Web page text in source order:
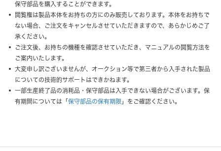
保守部品を購入することができます。
閲覧権は製品本体をお持ちの方にのみ販売しております。本体をお持ちで
ない場合、ご注文をキャンセルさせていただきますので、あらかじめご了
承ください。
ご注文後、お持ちの機種を確認させていただき、マニュアルの閲覧方法を
ご案内いたします。
大変申し訳ございませんが、オークション等で第三者から入手された製品
についての技術的サポートはできかねます。
一部生産終了品の消耗品・保守部品は入手できない場合がございます。保
有期間については「 保守部品の保有期限 」をご確認ください。